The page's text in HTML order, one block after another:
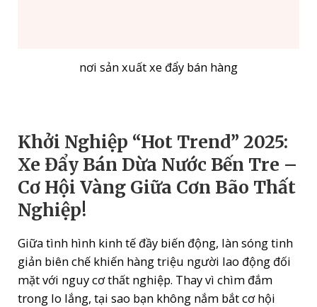
nơi sản xuất xe đẩy bán hàng
Khởi Nghiệp “Hot Trend” 2025:
Xe Đẩy Bán Dừa Nước Bến Tre –
Cơ Hội Vàng Giữa Cơn Bão Thất
Nghiệp!
Giữa tình hình kinh tế đầy biến động, làn sóng tinh
giản biên chế khiến hàng triệu người lao động đối
mặt với nguy cơ thất nghiệp. Thay vì chìm đắm
trong lo lắng, tại sao bạn không nắm bắt cơ hội